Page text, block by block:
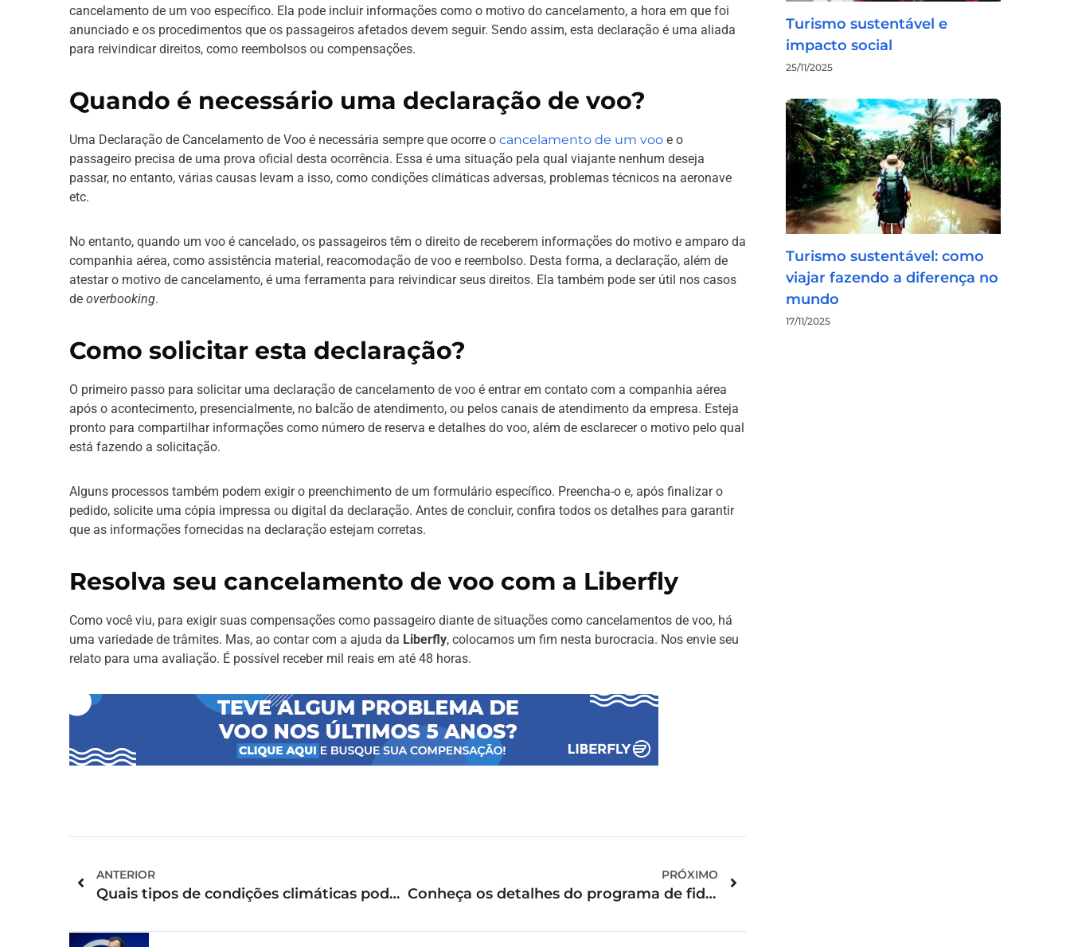
cancelamento de um voo específico. Ela pode incluir informações como o motivo do cancelamento, a hora em que foi
anunciado e os procedimentos que os passageiros afetados devem seguir. Sendo assim, esta declaração é uma aliada
para reivindicar direitos, como reembolsos ou compensações.
Quando é necessário uma declaração de voo?
Uma Declaração de Cancelamento de Voo é necessária sempre que ocorre o cancelamento de um voo e o
passageiro precisa de uma prova oficial desta ocorrência. Essa é uma situação pela qual viajante nenhum deseja
passar, no entanto, várias causas levam a isso, como condições climáticas adversas, problemas técnicos na aeronave
etc.
No entanto, quando um voo é cancelado, os passageiros têm o direito de receberem informações do motivo e amparo da
companhia aérea, como assistência material, reacomodação de voo e reembolso. Desta forma, a declaração, além de
atestar o motivo de cancelamento, é uma ferramenta para reivindicar seus direitos. Ela também pode ser útil nos casos
de overbooking.
Como solicitar esta declaração?
O primeiro passo para solicitar uma declaração de cancelamento de voo é entrar em contato com a companhia aérea
após o acontecimento, presencialmente, no balcão de atendimento, ou pelos canais de atendimento da empresa. Esteja
pronto para compartilhar informações como número de reserva e detalhes do voo, além de esclarecer o motivo pelo qual
está fazendo a solicitação.
Alguns processos também podem exigir o preenchimento de um formulário específico. Preencha-o e, após finalizar o
pedido, solicite uma cópia impressa ou digital da declaração. Antes de concluir, confira todos os detalhes para garantir
que as informações fornecidas na declaração estejam corretas.
Resolva seu cancelamento de voo com a Liberfly
Como você viu, para exigir suas compensações como passageiro diante de situações como cancelamentos de voo, há
uma variedade de trâmites. Mas, ao contar com a ajuda da Liberfly, colocamos um fim nesta burocracia. Nos envie seu
relato para uma avaliação. É possível receber mil reais em até 48 horas.
ANTERIOR
Quais tipos de condições climáticas podem gerar cancelamento de voo?
PRÓXIMO
Conheça os detalhes do programa de fidelidade Gol
Turismo sustentável e
impacto social
25/11/2025
Turismo sustentável: como
viajar fazendo a diferença no
mundo
17/11/2025